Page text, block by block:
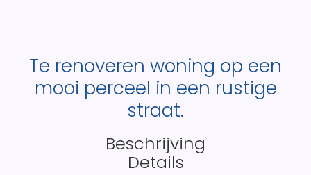
Te renoveren woning op een
mooi perceel in een rustige
straat.
Beschrijving
Details